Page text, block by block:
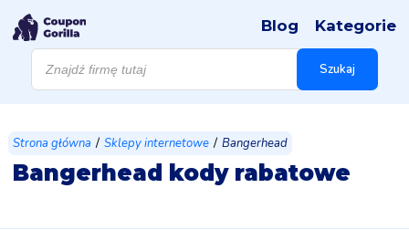
Wyszukiwarka
produktów Szukaj
Blog Kategorie
Strona główna / Sklepy internetowe / Bangerhead
Bangerhead kody rabatowe